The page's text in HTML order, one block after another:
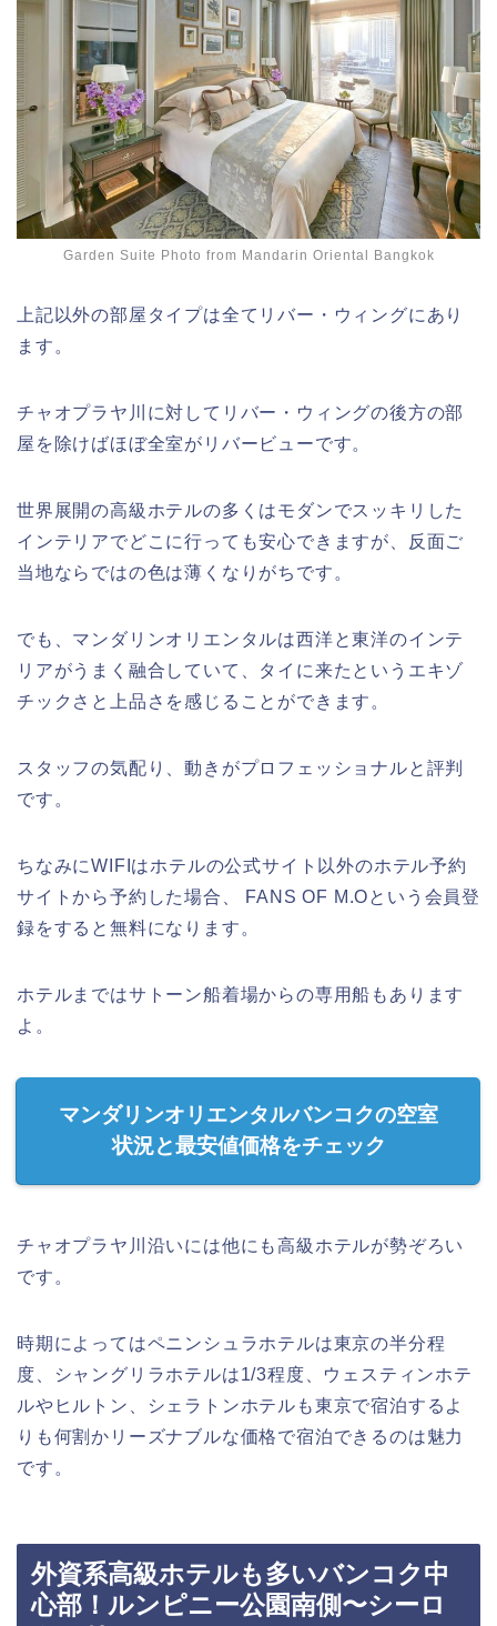
Garden Suite Photo from Mandarin Oriental Bangkok
上記以外の部屋タイプは全てリバー・ウィングにあり
ます。
チャオプラヤ川に対してリバー・ウィングの後方の部
屋を除けばほぼ全室がリバービューです。
世界展開の高級ホテルの多くはモダンでスッキリした
インテリアでどこに行っても安心できますが、反面ご
当地ならではの色は薄くなりがちです。
でも、マンダリンオリエンタルは西洋と東洋のインテ
リアがうまく融合していて、タイに来たというエキゾ
チックさと上品さを感じることができます。
スタッフの気配り、動きがプロフェッショナルと評判
です。
ちなみにWIFIはホテルの公式サイト以外のホテル予約
サイトから予約した場合、 FANS OF M.Oという会員登
録をすると無料になります。
ホテルまではサトーン船着場からの専用船もあります
よ。
マンダリンオリエンタルバンコクの空室
状況と最安値価格をチェック
チャオプラヤ川沿いには他にも高級ホテルが勢ぞろい
です。
時期によってはペニンシュラホテルは東京の半分程
度、シャングリラホテルは1/3程度、ウェスティンホテ
ルやヒルトン、シェラトンホテルも東京で宿泊するよ
りも何割かリーズナブルな価格で宿泊できるのは魅力
です。
外資系高級ホテルも多いバンコク中
心部！ルンピニー公園南側〜シーロ